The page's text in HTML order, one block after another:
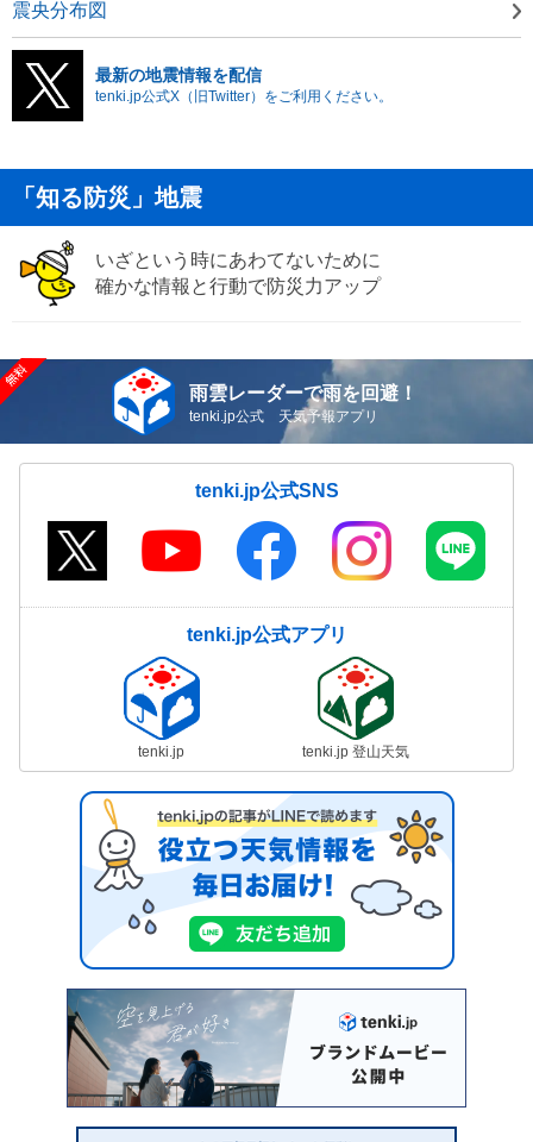
震央分布図
最新の地震情報を配信
tenki.jp公式X（旧Twitter）をご利用ください。
「知る防災」地震
いざという時にあわてないために
確かな情報と行動で防災力アップ
雨雲レーダーで雨を回避！
tenki.jp公式 天気予報アプリ
tenki.jp公式SNS
tenki.jp公式アプリ
tenki.jp tenki.jp 登山天気